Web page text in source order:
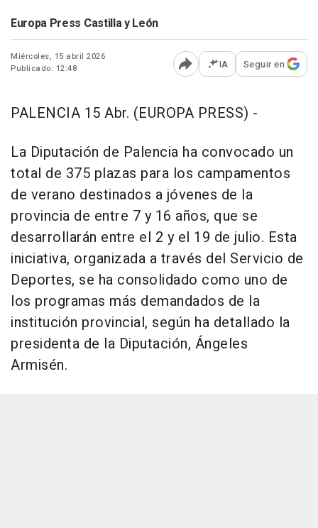
Europa Press Castilla y León
Miércoles, 15 abril 2026
Publicado: 12:48
Abrir opciones para
IA Seguir en
PALENCIA 15 Abr. (EUROPA PRESS) -
La Diputación de Palencia ha convocado un
total de 375 plazas para los campamentos
de verano destinados a jóvenes de la
provincia de entre 7 y 16 años, que se
desarrollarán entre el 2 y el 19 de julio. Esta
iniciativa, organizada a través del Servicio de
Deportes, se ha consolidado como uno de
los programas más demandados de la
institución provincial, según ha detallado la
presidenta de la Diputación, Ángeles
Armisén.